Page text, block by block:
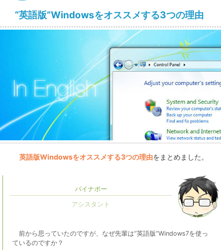
“英語版”Windowsをオススメする3つの理由
英語版Windowsをオススメする3つの理由をまとめました。
パイナポー
前から思っていたのですが、なぜ先輩は“英語版”Windows7を使っ
ているのですか？